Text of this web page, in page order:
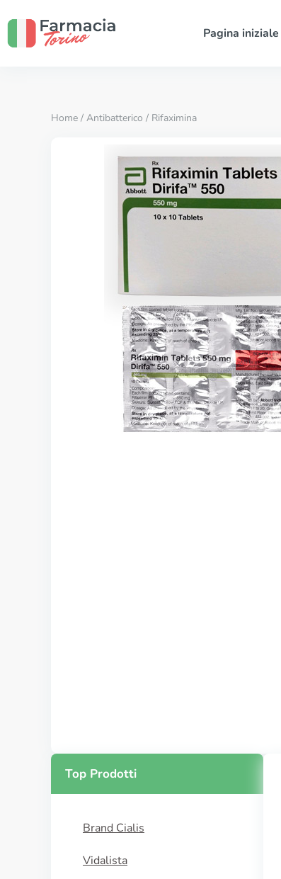
Pagina iniziale
Home / Antibatterico / Rifaximina
Top Prodotti
Brand Cialis
Vidalista